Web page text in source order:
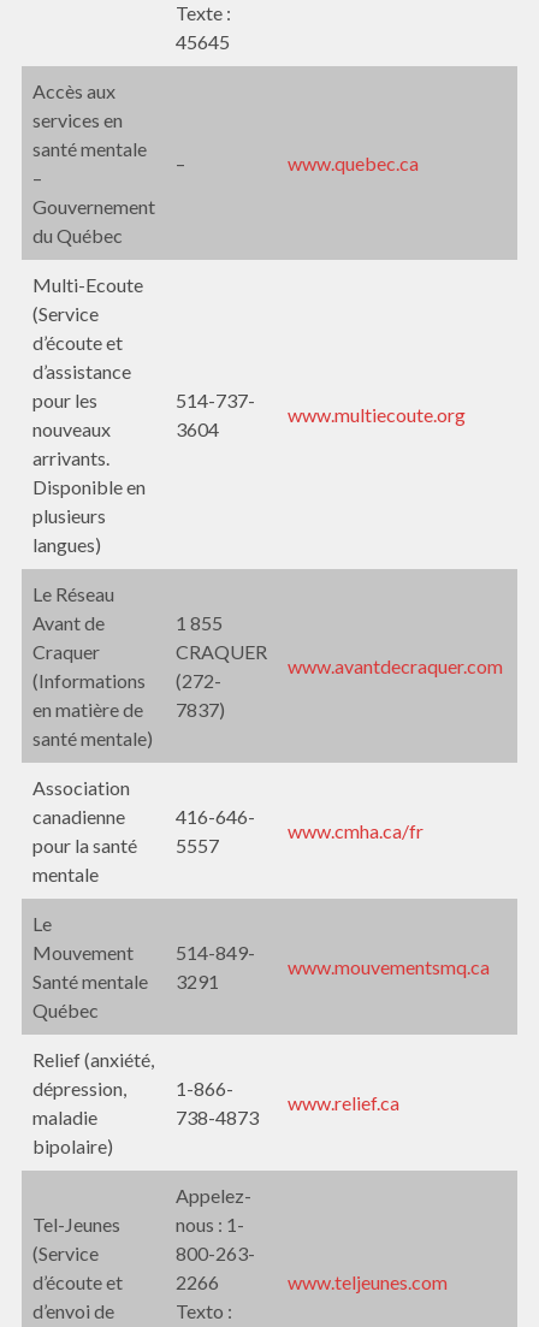
Texte :
45645
Accès aux
services en
santé mentale
–
Gouvernement
du Québec
– www.quebec.ca
Multi-Ecoute
(Service
d’écoute et
d’assistance
pour les
nouveaux
arrivants.
Disponible en
plusieurs
langues)
514-737-
3604
www.multiecoute.org
Le Réseau
Avant de
Craquer
(Informations
en matière de
santé mentale)
1 855
CRAQUER
(272-
7837)
www.avantdecraquer.com
Association
canadienne
pour la santé
mentale
416-646-
5557
www.cmha.ca/fr
Le
Mouvement
Santé mentale
Québec
514-849-
3291
www.mouvementsmq.ca
Relief (anxiété,
dépression,
maladie
bipolaire)
1-866-
738-4873
www.relief.ca
Tel-Jeunes
(Service
d’écoute et
d’envoi de
Appelez-
nous : 1-
800-263-
2266
Texto :
www.teljeunes.com